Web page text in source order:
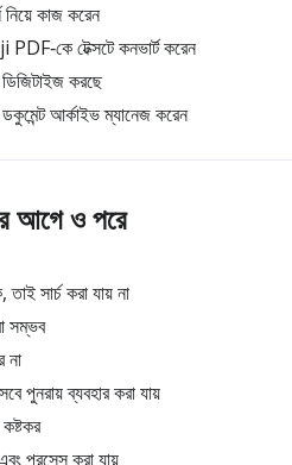
কাজ করেন
PDF‑কে টেক্সটে কনভার্ট করেন
করছে
আর্কাইভ ম্যানেজ করেন
আগে ও পরে
সার্চ করা যায় না
সম্ভব
না
পুনরায় ব্যবহার করা যায়
প্রসেস করা যায়